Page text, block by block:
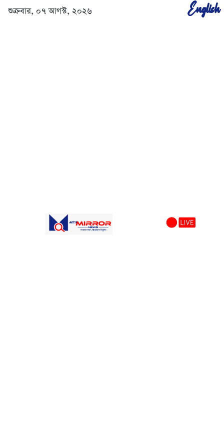
শুক্রবার, ০৭ আগস্ট, ২০২৬ English